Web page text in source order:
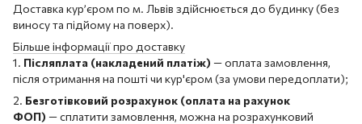
Доставка кур’єром по м. Львів здійснюється до будинку (без
виносу та підйому на поверх).
Більше інформації про доставку
1. Післяплата (накладений платіж) — оплата замовлення,
після отримання на пошті чи кур'єром (за умови передоплати);
2. Безготівковий розрахунок (оплата на рахунок
ФОП) — сплатити замовлення, можна на розрахунковий